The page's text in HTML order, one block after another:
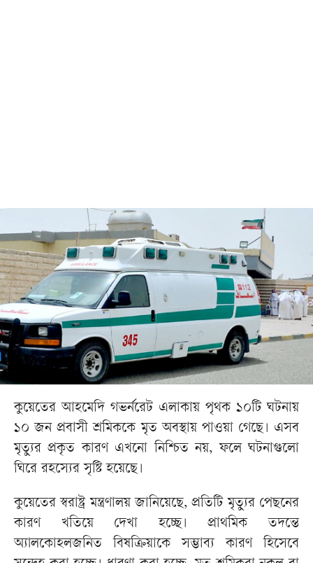
কুয়েতের আহমেদি গভর্নরেট এলাকায় পৃথক ১০টি ঘটনায়
১০ জন প্রবাসী শ্রমিককে মৃত অবস্থায় পাওয়া গেছে। এসব
মৃত্যুর প্রকৃত কারণ এখনো নিশ্চিত নয়, ফলে ঘটনাগুলো
ঘিরে রহস্যের সৃষ্টি হয়েছে।
কুয়েতের স্বরাষ্ট্র মন্ত্রণালয় জানিয়েছে, প্রতিটি মৃত্যুর পেছনের
কারণ খতিয়ে দেখা হচ্ছে। প্রাথমিক তদন্তে
অ্যালকোহলজনিত বিষক্রিয়াকে সম্ভাব্য কারণ হিসেবে